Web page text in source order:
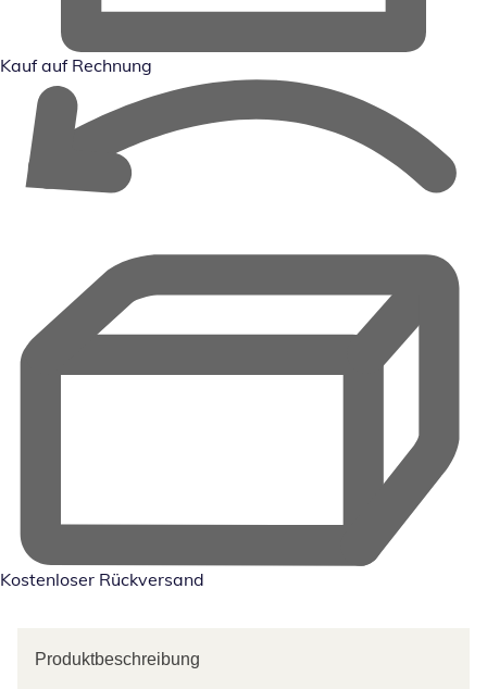
Kauf auf Rechnung
Kostenloser Rückversand
Produktbeschreibung